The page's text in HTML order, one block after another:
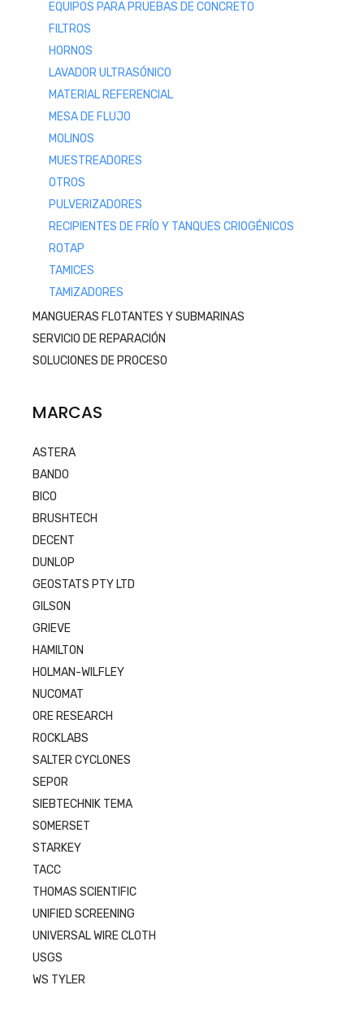
EQUIPOS PARA PRUEBAS DE CONCRETO
FILTROS
HORNOS
LAVADOR ULTRASÓNICO
MATERIAL REFERENCIAL
MESA DE FLUJO
MOLINOS
MUESTREADORES
OTROS
PULVERIZADORES
RECIPIENTES DE FRÍO Y TANQUES CRIOGÉNICOS
ROTAP
TAMICES
TAMIZADORES
MANGUERAS FLOTANTES Y SUBMARINAS
SERVICIO DE REPARACIÓN
SOLUCIONES DE PROCESO
MARCAS
ASTERA
BANDO
BICO
BRUSHTECH
DECENT
DUNLOP
GEOSTATS PTY LTD
GILSON
GRIEVE
HAMILTON
HOLMAN-WILFLEY
NUCOMAT
ORE RESEARCH
ROCKLABS
SALTER CYCLONES
SEPOR
SIEBTECHNIK TEMA
SOMERSET
STARKEY
TACC
THOMAS SCIENTIFIC
UNIFIED SCREENING
UNIVERSAL WIRE CLOTH
USGS
WS TYLER